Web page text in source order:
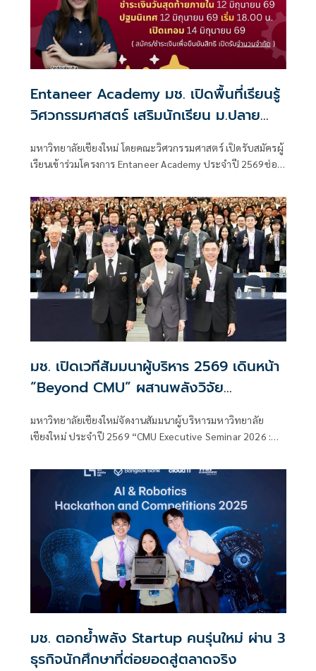
Entaneer Academy มช. เปิดพื้นที่เรียนรู้
วิศวกรรมศาสตร์ เสริมนักเรียน ม.ปลาย
มหาวิทยาลัย
มหาวิทยาลัยเชียงใหม่ โดยคณะวิศวกรรมศาสตร์ เปิดรับสมัครผู้
เรียนเข้าร่วมโครงการ Entaneer Academy ประจำปี 2569ช่อง
ความพร้อมสู่การเป็นนักศึกษาคณะวิศวกรรมศาสตร์ และต่อย
อดสู่การประกอบอาชีพวิศวกรในอนาคต ภายใต้แนวคิดการ
ศึกษาตลอดชีวิต (Lifelong Education) ที่เปิดโอกาสให้ผู้เรียน
ทุกช่วงวัยเข้าถึงองค์ความรู้และพัฒนาทักษะได้อย่างต่อเนื่อง
มช. เปิดเวทีสัมมนาผู้บริหาร 2569 เดินหน้า
“Beyond CMU” ผสานพลังวิจัย
มหาวิทยาลัยเชียงใหม่จัดงานสัมมนาผู้บริหารมหาวิทยาลัย
เชียงใหม่ ประจำปี 2569 “CMU Executive Seminar 2026 :
24 พฤษภาคม 2569 ณ สำนัก
มช. ตอกย้ำพลัง Startup คนรุ่นใหม่ ผ่าน 3
ธุรกิจนักศึกษาที่ต่อยอดสู่ตลาดจริง